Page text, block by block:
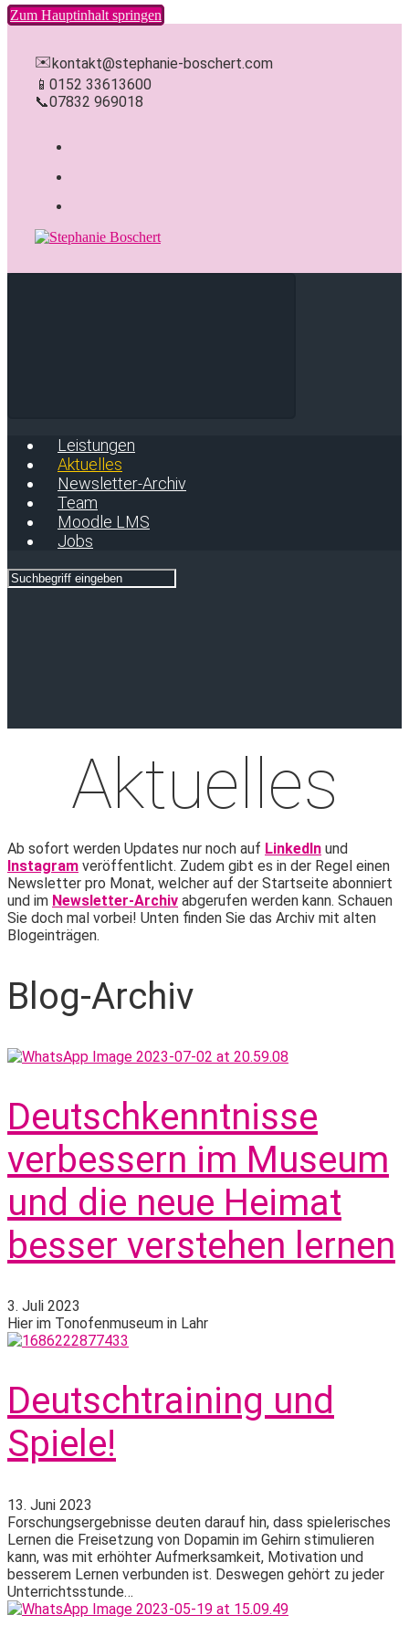
Zum Hauptinhalt springen
✉️kontakt@stephanie-boschert.com
📱 0152 33613600
📞07832 969018
Leistungen
Aktuelles
Newsletter-Archiv
Team
Moodle LMS
Jobs
Aktuelles
Ab sofort werden Updates nur noch auf LinkedIn und
Instagram veröffentlicht. Zudem gibt es in der Regel einen
Newsletter pro Monat, welcher auf der Startseite abonniert
und im Newsletter-Archiv abgerufen werden kann. Schauen
Sie doch mal vorbei! Unten finden Sie das Archiv mit alten
Blogeinträgen.
Blog-Archiv
Deutschkenntnisse
verbessern im Museum
und die neue Heimat
besser verstehen lernen
3. Juli 2023
Hier im Tonofenmuseum in Lahr
Deutschtraining und
Spiele!
13. Juni 2023
Forschungsergebnisse deuten darauf hin, dass spielerisches
Lernen die Freisetzung von Dopamin im Gehirn stimulieren
kann, was mit erhöhter Aufmerksamkeit, Motivation und
besserem Lernen verbunden ist. Deswegen gehört zu jeder
Unterrichtsstunde…